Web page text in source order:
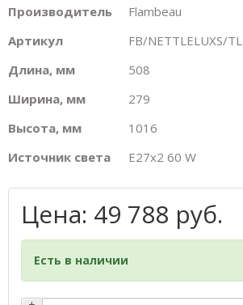
Производитель
Flambeau
Артикул
FB/NETTLELUXS/TL
Длина, мм
508
Ширина, мм
279
Высота, мм
1016
Источник света
E27х2 60 W
Цена: 49 788 руб.
Есть в наличии